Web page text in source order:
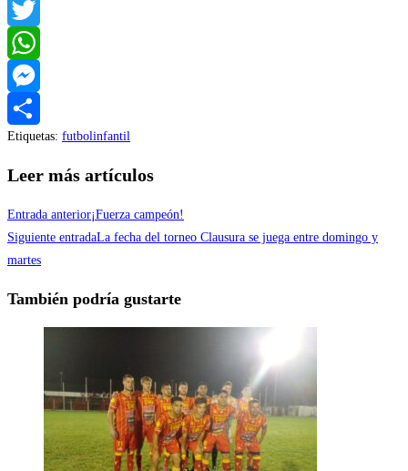
Facebook
Twitter
WhatsApp
Messenger
Compartir
Etiquetas: futbolinfantil
Leer más artículos
Entrada anterior¡Fuerza campeón!
Siguiente entradaLa fecha del torneo Clausura se juega entre domingo y
martes
También podría gustarte